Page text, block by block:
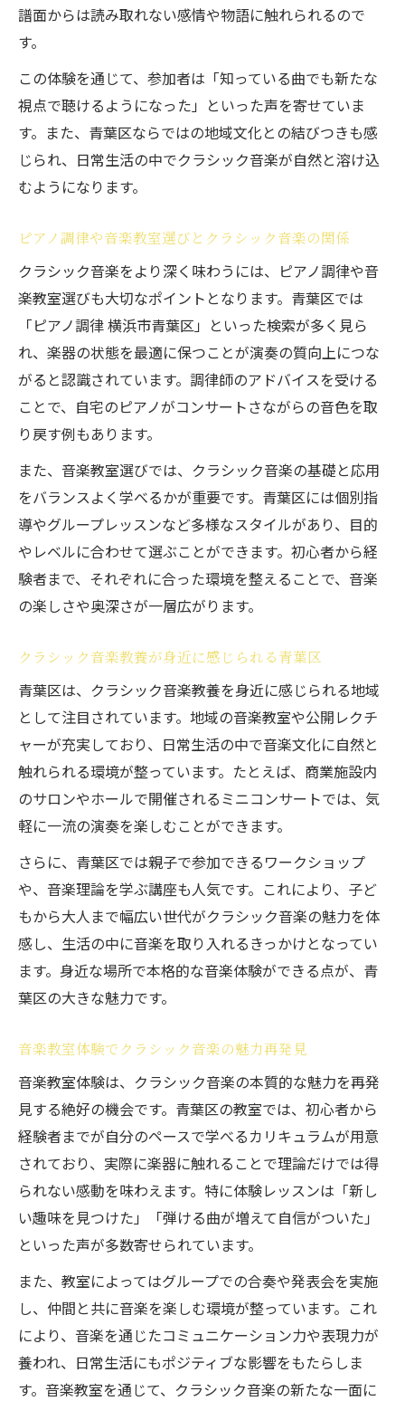
クラシック音楽が広げる演奏体験の可能性
クラシック音楽の学びが人生を豊かにする
理由
レッスンを通じたクラシック音楽の多様な
魅力
ピアノ愛好家も満足できる音楽教養の深め方
講座
クラシック音楽教養を高めるピアノの楽し
み方
楽器や音楽教室選びがクラシック音楽に与
える影響
ピアノ調律体験で見つけるクラシック音楽
の美しさ
人生を豊かにするクラシック音楽の学び方
クラシック音楽の学びがもたらす人生の充
実感
音楽教養を深めるためのクラシック音楽の
方法
理由
クラシック音楽が導く人生の楽しみ方を考
える
教室体験で知るクラシック音楽の価値
譜面からは読み取れない感情や物語に触れられるので
す。
この体験を通じて、参加者は「知っている曲でも新たな
視点で聴けるようになった」といった声を寄せていま
す。また、青葉区ならではの地域文化との結びつきも感
じられ、日常生活の中でクラシック音楽が自然と溶け込
むようになります。
ピアノ調律や音楽教室選びとクラシック音楽の関係
クラシック音楽をより深く味わうには、ピアノ調律や音
楽教室選びも大切なポイントとなります。青葉区では
「ピアノ調律 横浜市青葉区」といった検索が多く見ら
れ、楽器の状態を最適に保つことが演奏の質向上につな
がると認識されています。調律師のアドバイスを受ける
ことで、自宅のピアノがコンサートさながらの音色を取
り戻す例もあります。
また、音楽教室選びでは、クラシック音楽の基礎と応用
をバランスよく学べるかが重要です。青葉区には個別指
導やグループレッスンなど多様なスタイルがあり、目的
やレベルに合わせて選ぶことができます。初心者から経
験者まで、それぞれに合った環境を整えることで、音楽
の楽しさや奥深さが一層広がります。
クラシック音楽教養が身近に感じられる青葉区
青葉区は、クラシック音楽教養を身近に感じられる地域
として注目されています。地域の音楽教室や公開レクチ
ャーが充実しており、日常生活の中で音楽文化に自然と
触れられる環境が整っています。たとえば、商業施設内
のサロンやホールで開催されるミニコンサートでは、気
軽に一流の演奏を楽しむことができます。
さらに、青葉区では親子で参加できるワークショップ
や、音楽理論を学ぶ講座も人気です。これにより、子ど
もから大人まで幅広い世代がクラシック音楽の魅力を体
感し、生活の中に音楽を取り入れるきっかけとなってい
ます。身近な場所で本格的な音楽体験ができる点が、青
葉区の大きな魅力です。
音楽教室体験でクラシック音楽の魅力再発見
音楽教室体験は、クラシック音楽の本質的な魅力を再発
見する絶好の機会です。青葉区の教室では、初心者から
経験者までが自分のペースで学べるカリキュラムが用意
されており、実際に楽器に触れることで理論だけでは得
られない感動を味わえます。特に体験レッスンは「新し
い趣味を見つけた」「弾ける曲が増えて自信がついた」
といった声が多数寄せられています。
また、教室によってはグループでの合奏や発表会を実施
し、仲間と共に音楽を楽しむ環境が整っています。これ
により、音楽を通じたコミュニケーション力や表現力が
養われ、日常生活にもポジティブな影響をもたらしま
す。音楽教室を通じて、クラシック音楽の新たな一面に